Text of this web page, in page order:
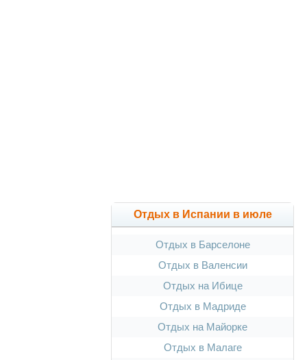
Отдых в Испании в июле
Отдых в Барселоне
Отдых в Валенсии
Отдых на Ибице
Отдых в Мадриде
Отдых на Майорке
Отдых в Малаге